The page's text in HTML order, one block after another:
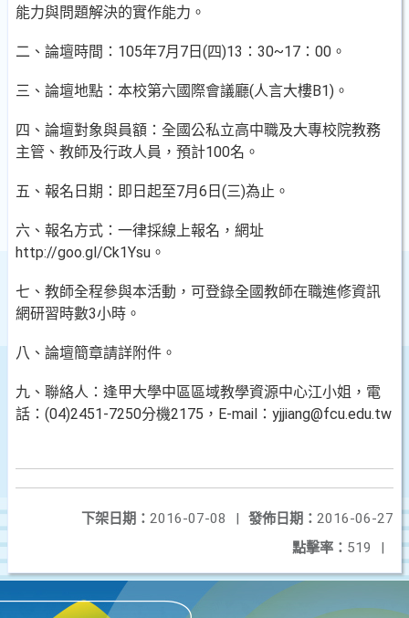
能力與問題解決的實作能力。
二、論壇時間：105年7月7日(四)13：30~17：00。
三、論壇地點：本校第六國際會議廳(人言大樓B1)。
四、論壇對象與員額：全國公私立高中職及大專校院教務
主管、教師及行政人員，預計100名。
五、報名日期：即日起至7月6日(三)為止。
六、報名方式：一律採線上報名，網址
http://goo.gl/Ck1Ysu。
七、教師全程參與本活動，可登錄全國教師在職進修資訊
網研習時數3小時。
八、論壇簡章請詳附件。
九、聯絡人：逢甲大學中區區域教學資源中心江小姐，電
話：(04)2451-7250分機2175，E-mail：yjjiang@fcu.edu.tw
發佈日期： 2016-06-27
下架日期： 2016-07-08
|
點擊率： 519 |